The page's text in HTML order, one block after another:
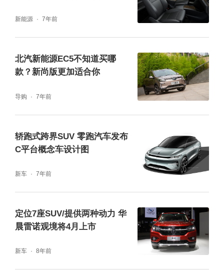
吸、21.4寸吸顶屏、23喇叭杜比音响、60寸A
R-HUD，这些配置堆在一起，“高级”二字自然
舒适度很到位。如果你想用20多万的价格，追
求豪华体验、预算又到不了传统豪华品牌的区
间，那零跑D19带来的“平替豪车”感确实有吸
引力。
简单说，华境S给的是“全能刚需”的舒心感，零
跑D19能带来一种“越级豪华”的面子感，看你
新能源 7年前
北汽新能源EC5不知道买哪
款？新尚版更加适合你
导购 7年前
轿跑式跨界SUV 零跑汽车发布
C平台概念车设计图
新车 7年前
定位7座SUV/提供两种动力 华
晨雷诺观境将4月上市
新车 8年前